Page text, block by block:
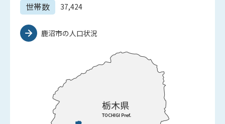
世帯数 37,424
鹿沼市の人口状況